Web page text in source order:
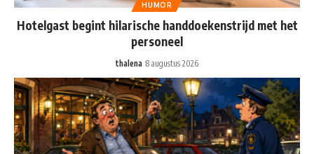
HUMOR
Hotelgast begint hilarische handdoekenstrijd met het
personeel
thalena 8 augustus 2026